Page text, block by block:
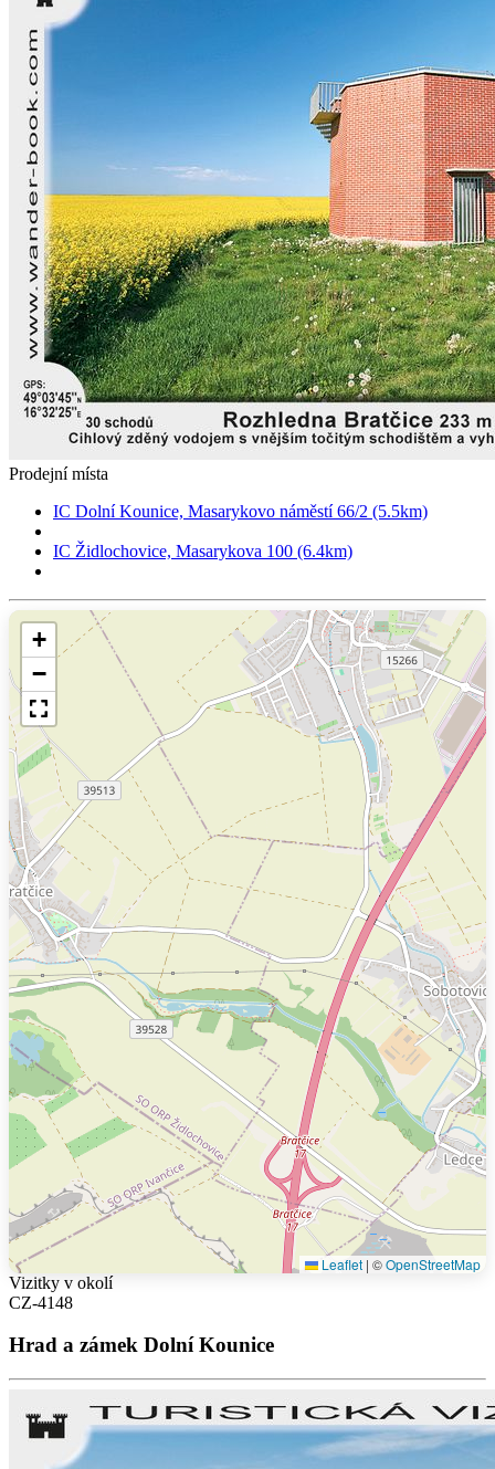
Prodejní místa
IC Dolní Kounice, Masarykovo náměstí 66/2 (5.5km)
IC Židlochovice, Masarykova 100 (6.4km)
+
−
Leaflet | ©OpenStreetMap
Vizitky v okolí
CZ-4148
Hrad a zámek Dolní Kounice